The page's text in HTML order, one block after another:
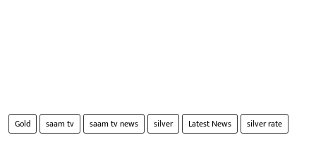
Gold saam tv saam tv news silver Latest News silver rate